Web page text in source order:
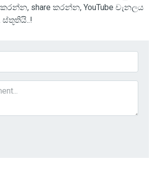
share කරන්න, YouTube චැනලය
ස්තූතියි..!